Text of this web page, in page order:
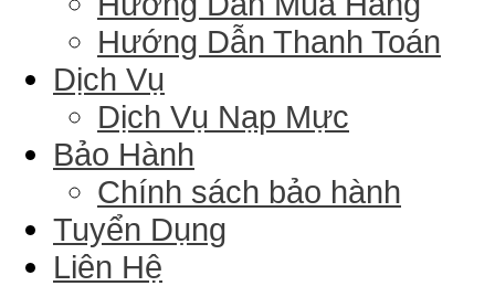
Hướng Dẫn Thanh Toán
Dịch Vụ
Dịch Vụ Nạp Mực
Bảo Hành
Chính sách bảo hành
Tuyển Dụng
Liên Hệ